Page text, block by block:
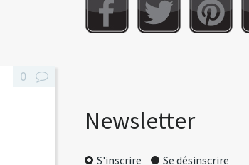
0
Newsletter
S'inscrire Se désinscrire